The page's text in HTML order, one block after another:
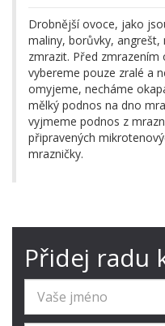
Drobnější ovoce, jako
maliny, borůvky, angrešt,
zmrazit. Před zmrazením
vybereme pouze zralé a
omyjeme, necháme
mělký podnos na dno
vyjmeme podnos z
připravených
mrazničky.
Přidej radu